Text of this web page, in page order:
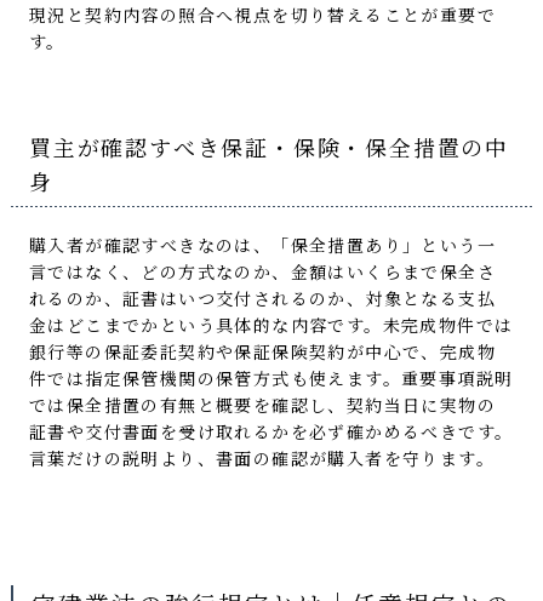
現況と契約内容の照合へ視点を切り替えることが重要で
す。
買主が確認すべき保証・保険・保全措置の中
身
購入者が確認すべきなのは、「保全措置あり」という一
言ではなく、どの方式なのか、金額はいくらまで保全さ
れるのか、証書はいつ交付されるのか、対象となる支払
金はどこまでかという具体的な内容です。未完成物件では
銀行等の保証委託契約や保証保険契約が中心で、完成物
件では指定保管機関の保管方式も使えます。重要事項説明
では保全措置の有無と概要を確認し、契約当日に実物の
証書や交付書面を受け取れるかを必ず確かめるべきです。
言葉だけの説明より、書面の確認が購入者を守ります。